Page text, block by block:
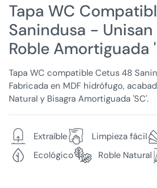
Tapa WC
Sanindusa -
Roble Amortiguada
Tapa WC compatible Cetus 48
Fabricada en MDF hidrófugo,
Natural y Bisagra Amortiguada 'SC'.
Extraíble Limpieza fácil
Ecológico
Roble Natural